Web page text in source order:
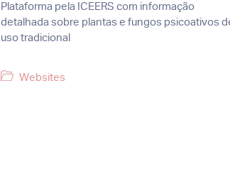
Plataforma pela ICEERS com informação
detalhada sobre plantas e fungos psicoativos
uso tradicional
Categorias
Websites